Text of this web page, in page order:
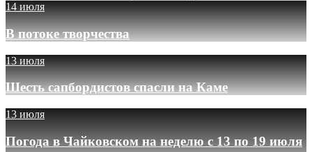
14 июля
В потоке творчества
13 июля
Шесть сапбордистов спасли на Каме
13 июля
Погода в Чайковском на неделю с 13 по 19 июля